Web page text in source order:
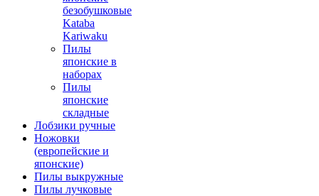
безобушковые
Kataba
Kariwaku
Пилы
японские в
наборах
Пилы
японские
складные
Лобзики ручные
Ножовки
(европейские и
японские)
Пилы выкружные
Пилы лучковые